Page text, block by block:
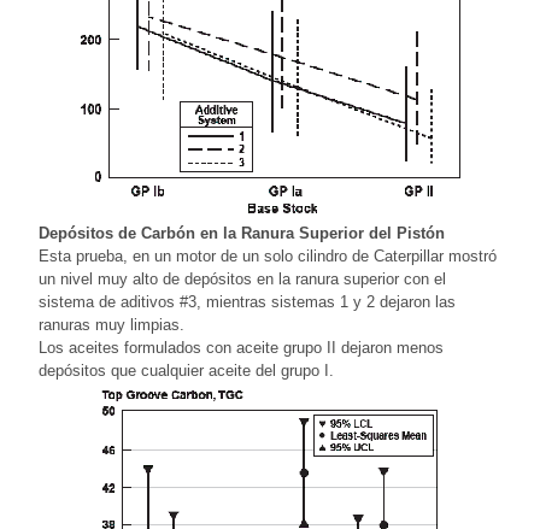
Depósitos de Carbón en la Ranura Superior del Pistón
Esta prueba, en un motor de un solo cilindro de Caterpillar mostró
un nivel muy alto de depósitos en la ranura superior con el
sistema de aditivos #3, mientras sistemas 1 y 2 dejaron las
ranuras muy limpias.
Los aceites formulados con aceite grupo II dejaron menos
depósitos que cualquier aceite del grupo I.